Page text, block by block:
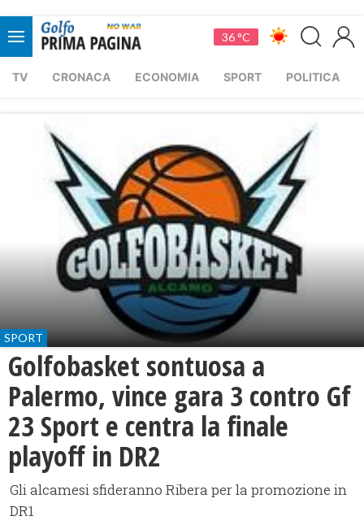
36 °C
TV CRONACA ECONOMIA SPORT POLITICA
SPORT
Golfobasket sontuosa a
Palermo, vince gara 3 contro Gf
23 Sport e centra la finale
playoff in DR2
Gli alcamesi sfideranno Ribera per la promozione in
DR1